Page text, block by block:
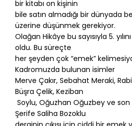
bir kitabı on kişinin
bile satın almadığı bir dünyada
üzerine düşünmek gerekiyor.
Olağan Hikâye bu sayısıyla 5.
oldu. Bu süreçte
her şeyden çok “emek”
Kadromuzda bulunan isimler
Merve Çakır, Sebahat Meraki,
Büşra Çelik, Keziban
Soylu, Oğuzhan Oğuzbey ve
Şerife Saliha Bozoklu